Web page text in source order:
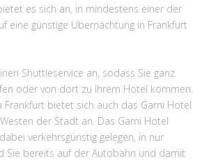
es sich an, in mindestens einer der
eine günstige Übernachtung in Frankfurt
Shuttleservice an, sodass Sie ganz
oder von dort zu Ihrem Hotel kommen.
Frankfurt bietet sich auch das Garni Hotel
der Stadt an. Das Garni Hotel
verkehrsgünstig gelegen, in nur
Sie bereits auf der Autobahn und damit